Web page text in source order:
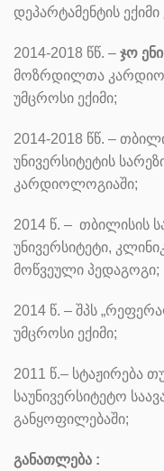
დეპარტამენტის
2014-2018 წწ. – ჯო
მოზრდილთა
უმცროსი ექიმი;
2014-2018 წწ. –
უნივერსიტეტის
კარდიოლოგიაში;
2014 წ. – თბილისის
უნივერსიტეტი,
მოწვეული პედაგოგი;
2014 წ. – შპს
უმცროსი ექიმი;
2011 წ.– სტაჟირება
საუნივერსიტეტო
განყოფილებაში;
განათლება :